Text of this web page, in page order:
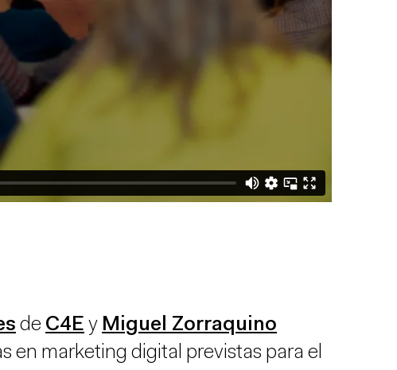
de C4E y Miguel Zorraquino
en marketing digital previstas para el